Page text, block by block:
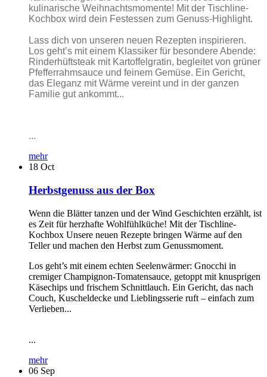
kulinarische Weihnachtsmomente! Mit der Tischline-
Kochbox wird dein Festessen zum Genuss-Highlight.
Lass dich von unseren neuen Rezepten inspirieren.
Los geht’s mit einem Klassiker für besondere Abende:
Rinderhüftsteak mit Kartoffelgratin, begleitet von grüner
Pfefferrahmsauce und feinem Gemüse. Ein Gericht,
das Eleganz mit Wärme vereint und in der ganzen
Familie gut ankommt...
...
mehr
18 Oct
Herbstgenuss aus der Box
Wenn die Blätter tanzen und der Wind Geschichten erzählt, ist
es Zeit für herzhafte Wohlfühlküche! Mit der Tischline-
Kochbox Unsere neuen Rezepte bringen Wärme auf den
Teller und machen den Herbst zum Genussmoment.
Los geht’s mit einem echten Seelenwärmer: Gnocchi in
cremiger Champignon-Tomatensauce, getoppt mit knusprigen
Käsechips und frischem Schnittlauch. Ein Gericht, das nach
Couch, Kuscheldecke und Lieblingsserie ruft – einfach zum
Verlieben...
...
mehr
06 Sep